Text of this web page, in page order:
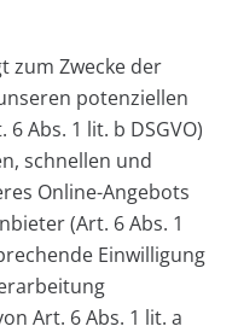
zum Zwecke der
potenziellen
Abs. 1 lit. b DSGVO)
schnellen und
Online-Angebots
(Art. 6 Abs. 1
Einwilligung
Art. 6 Abs. 1 lit. a